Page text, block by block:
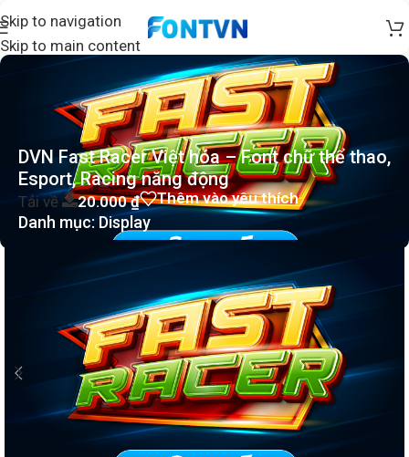
Skip to navigation
Skip to main content
DVN Fast Racer Việt hóa – Font chữ thể thao,
Esport, Racing năng động
Tải về 20.000₫ Thêm vào yêu thích
Danh mục:Display